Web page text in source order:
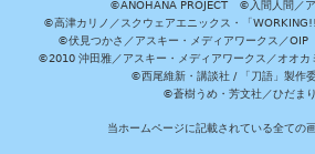
©ANOHANA PROJECT ©入間人間／ア
©高津カリノ／スクウェアエニックス・「
©伏見つかさ／アスキー・メディアワークス／
©2010 沖田雅／アスキー・メディアワークス／オオ
©西尾維新・講談社 / 「刀語」製作
©蒼樹うめ・芳文社／ひだま
当ホームページに記載されている全ての